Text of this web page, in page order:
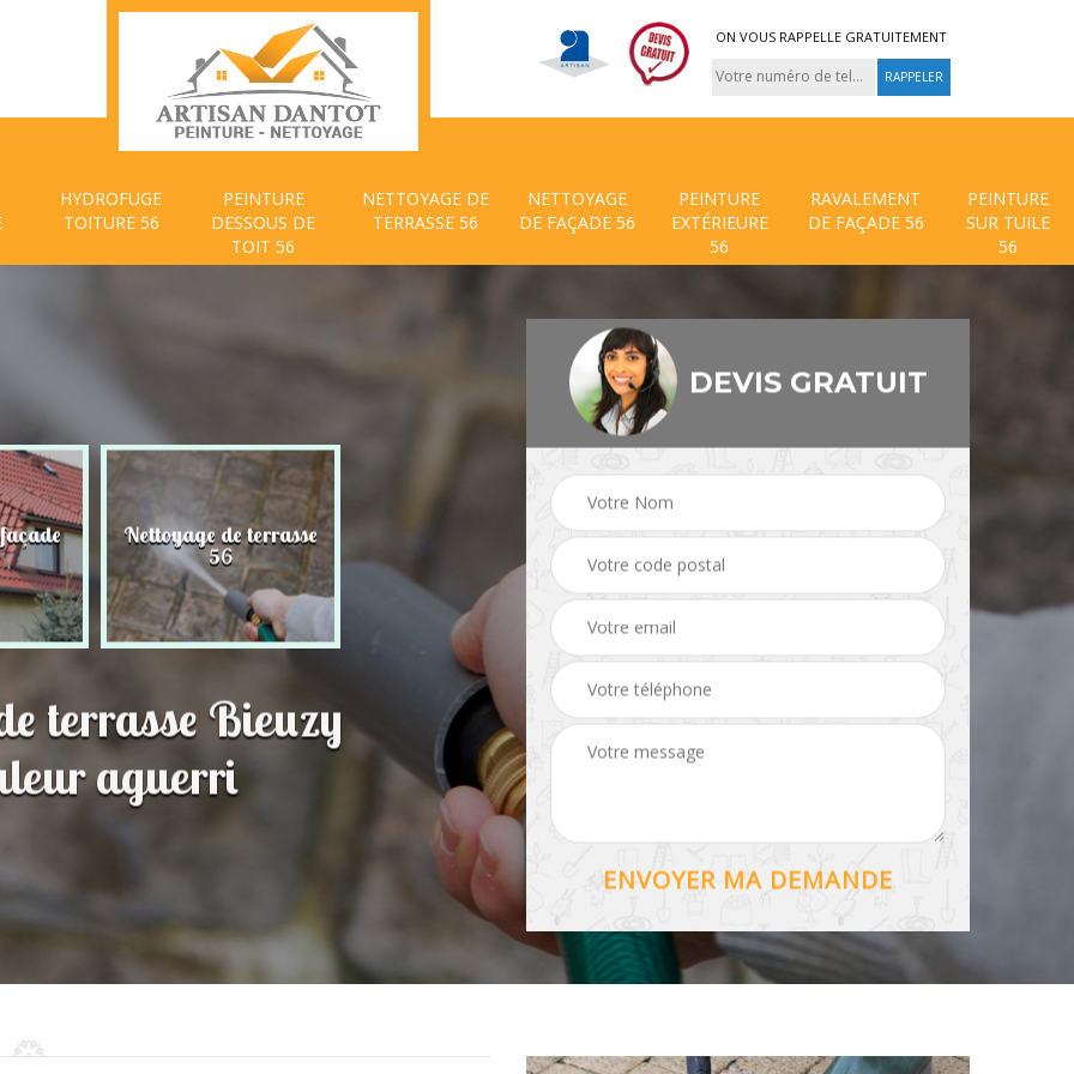
ON VOUS RAPPELLE GRATUITEMENT
HYDROFUGE
TOITURE 56
PEINTURE
DESSOUS DE
TOIT 56
NETTOYAGE DE
TERRASSE 56
NETTOYAGE
DE FAÇADE 56
PEINTURE
EXTÉRIEURE
56
RAVALEMENT
DE FAÇADE 56
PEINTURE
SUR TUILE
56
Nettoyage de terrasse
56 Hydrofuge toiture 56 Traitement anti
terrasse Bieuzy
aguerri
DEVIS GRATUIT